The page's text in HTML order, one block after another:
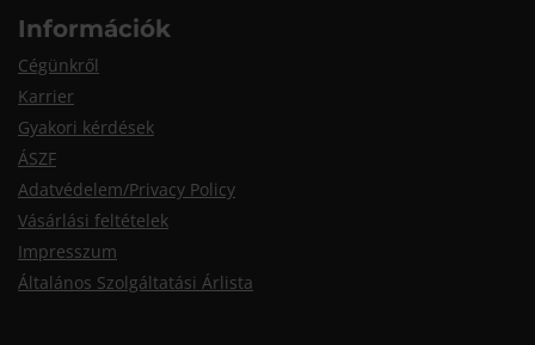
Információk
Cégünkről
Karrier
Gyakori kérdések
ÁSZF
Adatvédelem/Privacy Policy
Vásárlási feltételek
Impresszum
Általános Szolgáltatási Árlista